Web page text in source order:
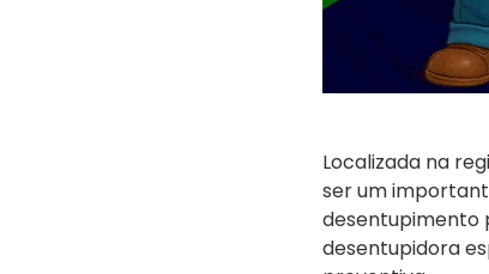
Localizada na
ser um
desentupimento
desentupidora